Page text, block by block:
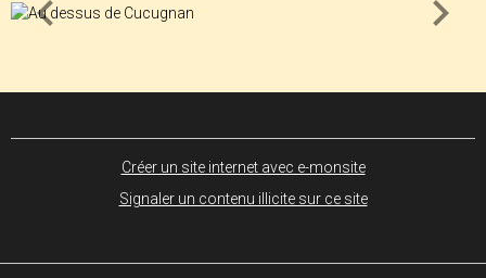
Créer un site internet avec e-monsite
Signaler un contenu illicite sur ce site